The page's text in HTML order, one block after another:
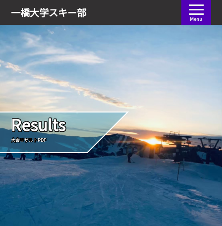
一橋大学スキー部 Menu
会員ログイン
Results
大会リザルトPDF